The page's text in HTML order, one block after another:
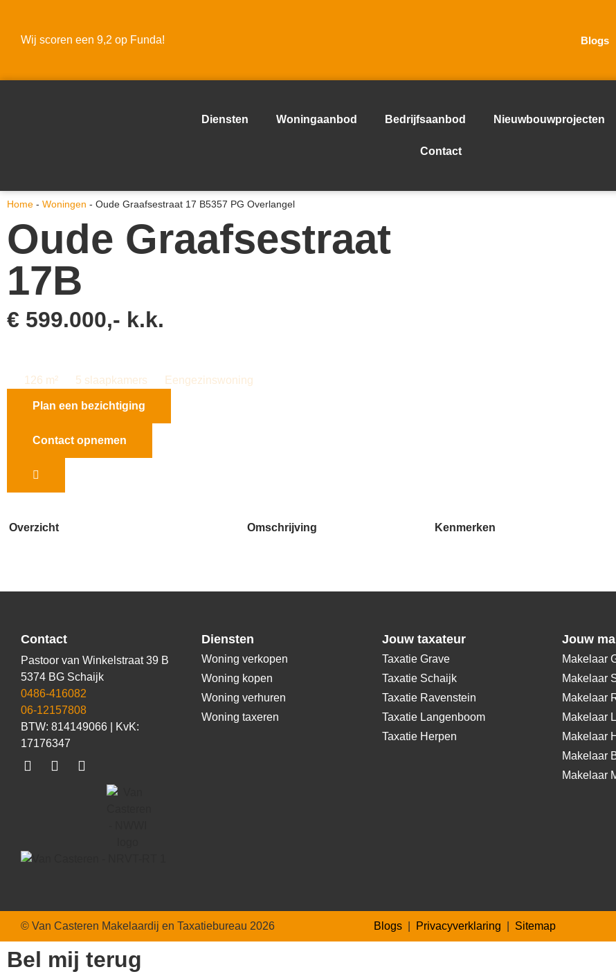
Wij scoren een 9,2 op Funda! Blogs
Diensten Woningaanbod Bedrijfsaanbod Nieuwbouwprojecten
Contact
Home - Woningen - Oude Graafsestraat 17 B5357 PG Overlangel
Oude Graafsestraat
17B
€ 599.000,- k.k.
126 m²
5 slaapkamers Eengezinswoning
Plan een bezichtiging
Contact opnemen
Overzicht Omschrijving Kenmerken
Contact
Pastoor van Winkelstraat 39 B
5374 BG Schaijk
0486-416082
06-12157808
BTW: 814149066 | KvK:
17176347
Diensten
Woning verkopen
Woning kopen
Woning verhuren
Woning taxeren
Jouw taxateur
Taxatie Grave
Taxatie Schaijk
Taxatie Ravenstein
Taxatie Langenboom
Taxatie Herpen
Jouw
Makelaar
Makelaar
Makelaar
Makelaar
Makelaar
Makelaar
Makelaar
© Van Casteren Makelaardij en Taxatiebureau 2026 Blogs Privacyverklaring Sitemap
Bel mij terug